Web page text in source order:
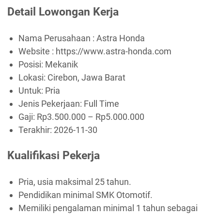
Detail Lowongan Kerja
Nama Perusahaan : Astra Honda
Website : https://www.astra-honda.com
Posisi: Mekanik
Lokasi: Cirebon, Jawa Barat
Untuk: Pria
Jenis Pekerjaan: Full Time
Gaji: Rp3.500.000 – Rp5.000.000
Terakhir: 2026-11-30
Kualifikasi Pekerja
Pria, usia maksimal 25 tahun.
Pendidikan minimal SMK Otomotif.
Memiliki pengalaman minimal 1 tahun sebagai